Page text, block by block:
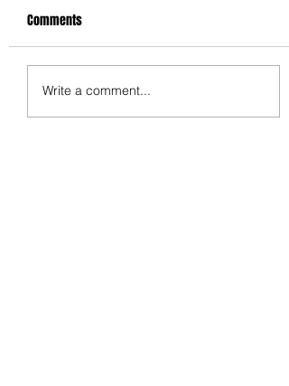
最新話題作: 心臟健康頻道
（H2C）即將上映「全心院
Comments
Write a comment...